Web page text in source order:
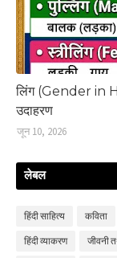
लिंग (Gender in
उदाहरण
जून 10, 2026
लेबल
हिंदी साहित्‍य कविता
हिंदी व्‍याकरण जीवनी